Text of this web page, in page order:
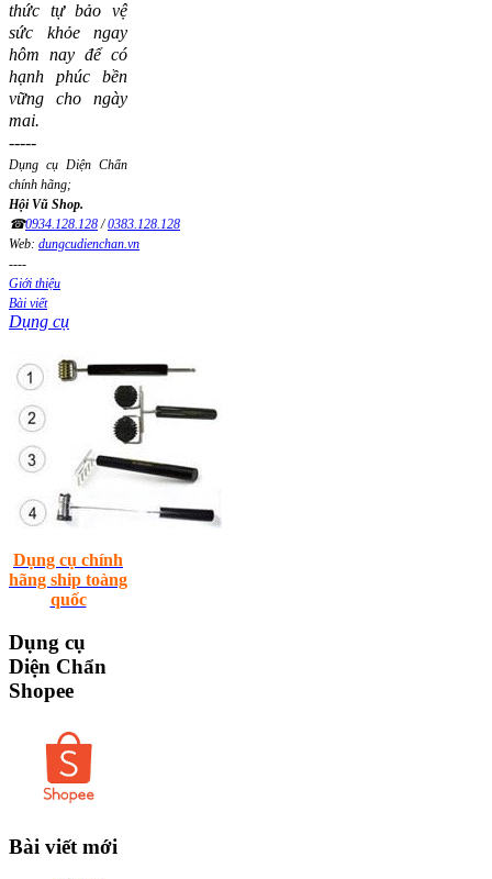
thức tự bảo vệ
sức khỏe ngay
hôm nay để có
hạnh phúc bền
vững cho ngày
mai.
-----
Dụng cụ Diện Chẩn
chính hãng;
Hội Vũ Shop.
☎0934.128.128/0383.128.128
Web: dungcudienchan.vn
----
Giới thiệu
Bài viết
Dụng cụ
Dụng cụ chính
hãng ship toàng
quốc
Dụng cụ
Diện Chẩn
Shopee
Bài viết mới